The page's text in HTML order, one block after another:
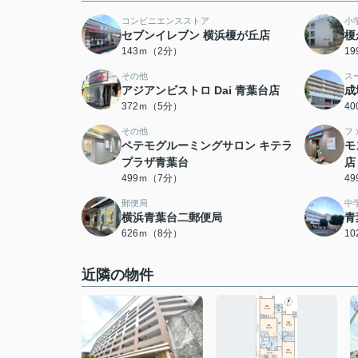
コンビニエンスストア
セブンイレブン 横浜榎が丘店
143ｍ（2分）
小
榎
その他
アジアンビストロ Dai 青葉台店
372ｍ（5分）
ス
その他
ペテモグルーミングサロン キテラ
プラザ青葉台
499ｍ（7分）
フ
店
郵便局
横浜青葉台二郵便局
626ｍ（8分）
中
青
近隣の物件